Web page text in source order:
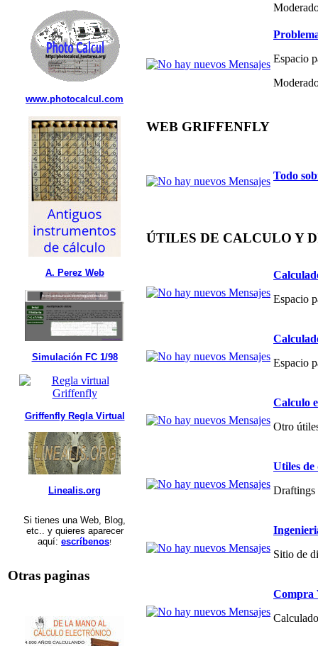
www.photocalcul.com
A. Perez Web
Simulación FC 1/98
Griffenfly Regla Virtual
Linealis.org
Si tienes una Web, Blog,
etc.. y quieres aparecer
aquí: escríbenos!
Otras paginas
Espacio
WEB GRIFFENFLY
Todo
ÚTILES DE CALCULO Y
Espacio
Espacio
Calculo
Otro
Utiles de
Draftings
Sitio de
Compra